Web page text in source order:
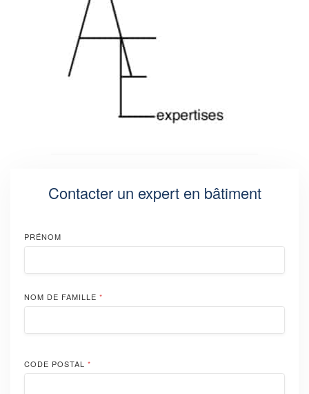
Contacter un expert en bâtiment
PRÉNOM
NOM DE FAMILLE *
CODE POSTAL *